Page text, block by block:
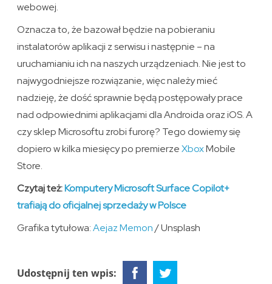
webowej.
Oznacza to, że bazował będzie na pobieraniu
instalatorów aplikacji z serwisu i następnie – na
uruchamianiu ich na naszych urządzeniach. Nie jest to
najwygodniejsze rozwiązanie, więc należy mieć
nadzieję, że dość sprawnie będą postępowały prace
nad odpowiednimi aplikacjami dla Androida oraz iOS. A
czy sklep Microsoftu zrobi furorę? Tego dowiemy się
dopiero w kilka miesięcy po premierzeXboxMobile
Store.
Czytaj też:Komputery Microsoft Surface Copilot+
trafiają do oficjalnej sprzedaży w Polsce
Grafika tytułowa:Aejaz Memon/ Unsplash
Udostępnij ten wpis: